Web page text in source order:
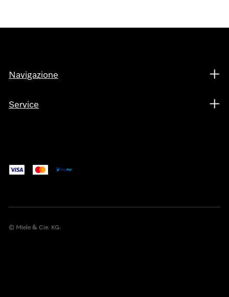
Navigazione
Service
© Miele & Cie. KG.